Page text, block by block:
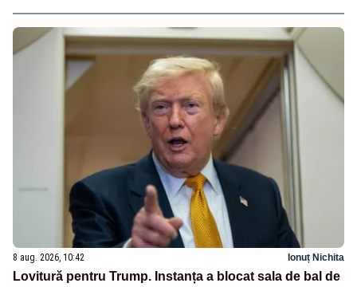
8 aug. 2026, 10:42 Ionuț Nichita
Lovitură pentru Trump. Instanța a blocat sala de bal de